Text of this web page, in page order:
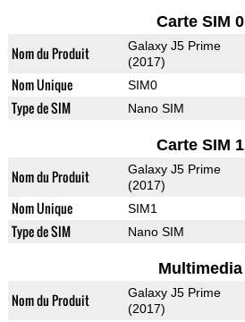
Carte SIM 0
Nom du Produit
Galaxy J5 Prime
(2017)
Nom Unique SIM0
Type de SIM Nano SIM
Carte SIM 1
Nom du Produit
Galaxy J5 Prime
(2017)
Nom Unique SIM1
Type de SIM Nano SIM
Multimedia
Nom du Produit
Galaxy J5 Prime
(2017)